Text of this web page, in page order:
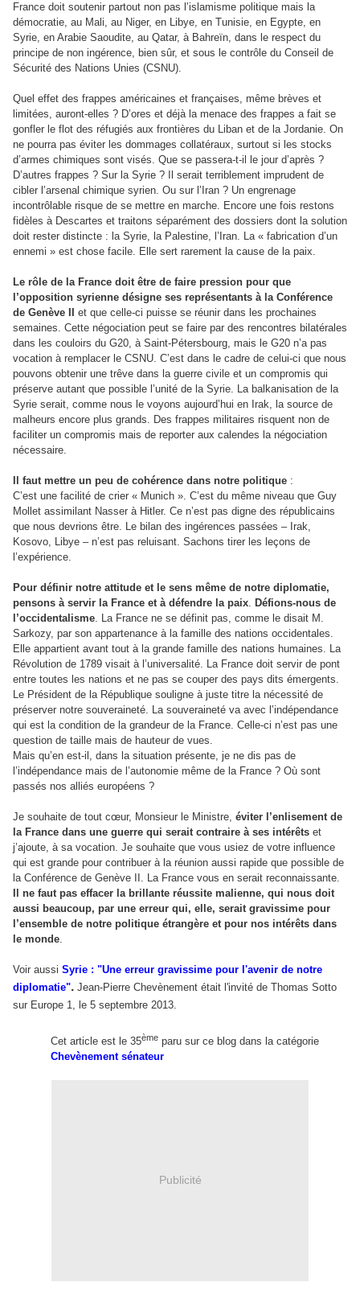
France doit soutenir partout non pas l’islamisme politique mais la
démocratie, au Mali, au Niger, en Libye, en Tunisie, en Egypte, en
Syrie, en Arabie Saoudite, au Qatar, à Bahreïn, dans le respect du
principe de non ingérence, bien sûr, et sous le contrôle du Conseil de
Sécurité des Nations Unies (CSNU).
Quel effet des frappes américaines et françaises, même brèves et
limitées, auront-elles ? D’ores et déjà la menace des frappes a fait se
gonfler le flot des réfugiés aux frontières du Liban et de la Jordanie. On
ne pourra pas éviter les dommages collatéraux, surtout si les stocks
d’armes chimiques sont visés. Que se passera-t-il le jour d’après ?
D’autres frappes ? Sur la Syrie ? Il serait terriblement imprudent de
cibler l’arsenal chimique syrien. Ou sur l’Iran ? Un engrenage
incontrôlable risque de se mettre en marche. Encore une fois restons
fidèles à Descartes et traitons séparément des dossiers dont la solution
doit rester distincte : la Syrie, la Palestine, l’Iran. La « fabrication d’un
ennemi » est chose facile. Elle sert rarement la cause de la paix.
Le rôle de la France doit être de faire pression pour que
l’opposition syrienne désigne ses représentants à la Conférence
de Genève II
et que celle-ci puisse se réunir dans les prochaines
semaines. Cette négociation peut se faire par des rencontres bilatérales
dans les couloirs du G20, à Saint-Pétersbourg, mais le G20 n’a pas
vocation à remplacer le CSNU. C’est dans le cadre de celui-ci que nous
pouvons obtenir une trêve dans la guerre civile et un compromis qui
préserve autant que possible l’unité de la Syrie. La balkanisation de la
Syrie serait, comme nous le voyons aujourd’hui en Irak, la source de
malheurs encore plus grands. Des frappes militaires risquent non de
faciliter un compromis mais de reporter aux calendes la négociation
nécessaire.
Il faut mettre un peu de cohérence dans notre politique :
C’est une facilité de crier « Munich ». C’est du même niveau que Guy
Mollet assimilant Nasser à Hitler. Ce n’est pas digne des républicains
que nous devrions être. Le bilan des ingérences passées – Irak,
Kosovo, Libye – n’est pas reluisant. Sachons tirer les leçons de
l’expérience.
Pour définir notre attitude et le sens même de notre diplomatie,
pensons à servir la France et à défendre la paix. Défions-nous de
l’occidentalisme. La France ne se définit pas, comme le disait M.
Sarkozy, par son appartenance à la famille des nations occidentales.
Elle appartient avant tout à la grande famille des nations humaines. La
Révolution de 1789 visait à l’universalité. La France doit servir de pont
entre toutes les nations et ne pas se couper des pays dits émergents.
Le Président de la République souligne à juste titre la nécessité de
préserver notre souveraineté. La souveraineté va avec l’indépendance
qui est la condition de la grandeur de la France. Celle-ci n’est pas une
question de taille mais de hauteur de vues.
Mais qu’en est-il, dans la situation présente, je ne dis pas de
l’indépendance mais de l’autonomie même de la France ? Où sont
passés nos alliés européens ?
Je souhaite de tout cœur, Monsieur le Ministre, éviter l’enlisement de
la France dans une guerre qui serait contraire à ses intérêts et
j’ajoute, à sa vocation. Je souhaite que vous usiez de votre influence
qui est grande pour contribuer à la réunion aussi rapide que possible de
la Conférence de Genève II. La France vous en serait reconnaissante.
Il ne faut pas effacer la brillante réussite malienne, qui nous doit
aussi beaucoup, par une erreur qui, elle, serait gravissime pour
l’ensemble de notre politique étrangère et pour nos intérêts dans
le monde.
Voir aussi Syrie : "Une erreur gravissime pour l'avenir de notre
diplomatie". Jean-Pierre Chevènement était l'invité de Thomas Sotto
sur Europe 1, le 5 septembre 2013.
Cet article est le 35ème paru sur ce blog dans la catégorie
Chevènement sénateur
Publicité